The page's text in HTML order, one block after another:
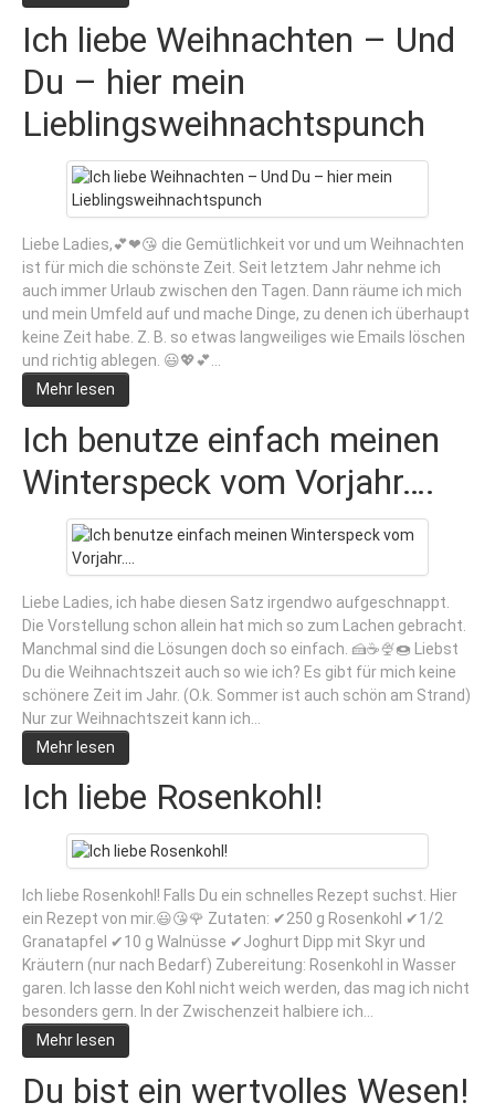
Ich liebe Weihnachten – Und
Du – hier mein
Lieblingsweihnachtspunch
Liebe Ladies,💕❤😘 die Gemütlichkeit vor und um Weihnachten
ist für mich die schönste Zeit. Seit letztem Jahr nehme ich
auch immer Urlaub zwischen den Tagen. Dann räume ich mich
und mein Umfeld auf und mache Dinge, zu denen ich überhaupt
keine Zeit habe. Z. B. so etwas langweiliges wie Emails löschen
und richtig ablegen. 😃💖💕…
Mehr lesen
Ich benutze einfach meinen
Winterspeck vom Vorjahr….
Liebe Ladies, ich habe diesen Satz irgendwo aufgeschnappt.
Die Vorstellung schon allein hat mich so zum Lachen gebracht.
Manchmal sind die Lösungen doch so einfach. 🍰☕🍨🍩 Liebst
Du die Weihnachtszeit auch so wie ich? Es gibt für mich keine
schönere Zeit im Jahr. (O.k. Sommer ist auch schön am Strand)
Nur zur Weihnachtszeit kann ich…
Mehr lesen
Ich liebe Rosenkohl!
Ich liebe Rosenkohl! Falls Du ein schnelles Rezept suchst. Hier
ein Rezept von mir.😃😘🌹 Zutaten: ✔250 g Rosenkohl ✔1/2
Granatapfel ✔10 g Walnüsse ✔Joghurt Dipp mit Skyr und
Kräutern (nur nach Bedarf) Zubereitung: Rosenkohl in Wasser
garen. Ich lasse den Kohl nicht weich werden, das mag ich nicht
besonders gern. In der Zwischenzeit halbiere ich…
Mehr lesen
Du bist ein wertvolles Wesen!